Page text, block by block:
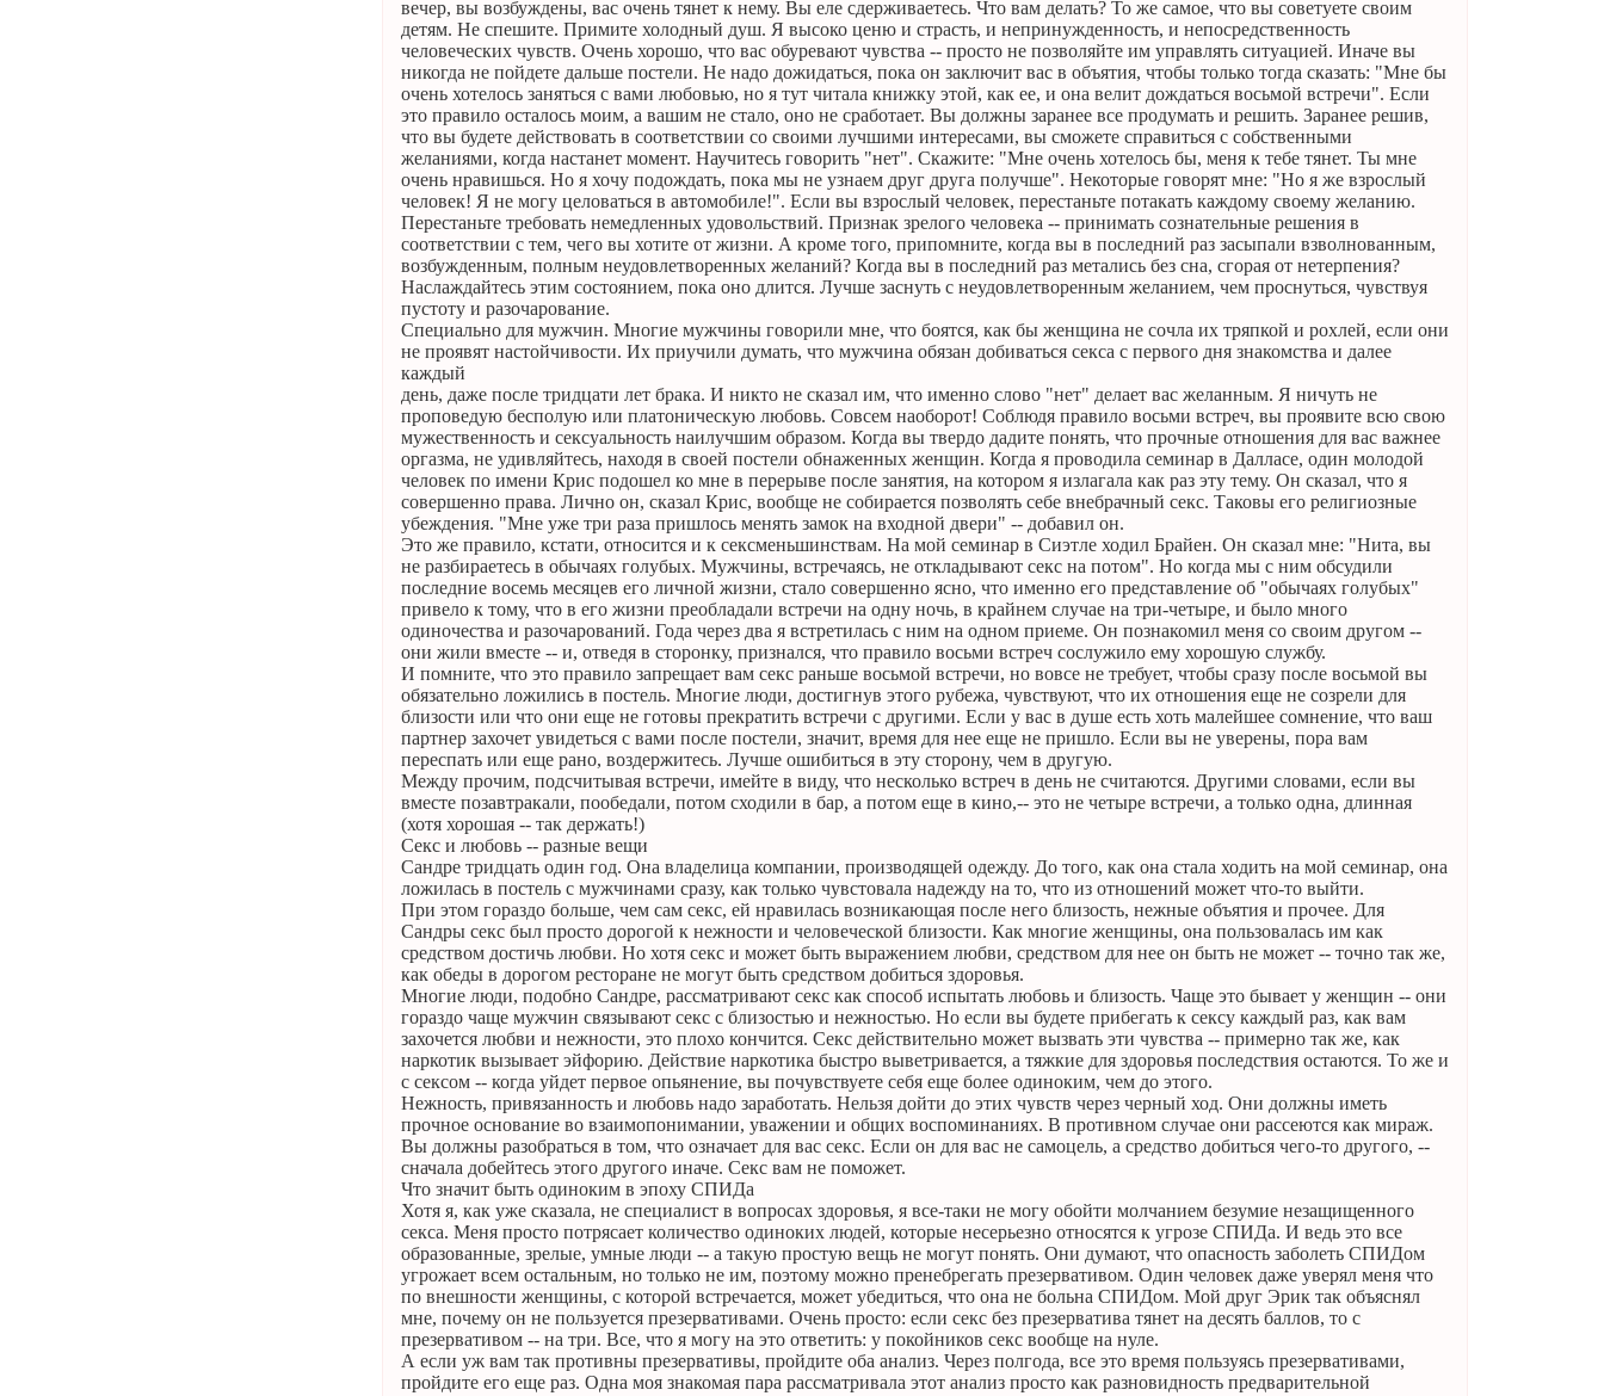
вечер, вы возбуждены, вас очень тянет к нему. Вы еле сдерживаетесь. Что вам делать? То же самое, что вы советуете своим
детям. Не спешите. Примите холодный душ. Я высоко ценю и страсть, и непринужденность, и непосредственность
человеческих чувств. Очень хорошо, что вас обуревают чувства -- просто не позволяйте им управлять ситуацией. Иначе вы
никогда не пойдете дальше постели. Не надо дожидаться, пока он заключит вас в объятия, чтобы только тогда сказать: "Мне бы
очень хотелось заняться с вами любовью, но я тут читала книжку этой, как ее, и она велит дождаться восьмой встречи". Если
это правило осталось моим, а вашим не стало, оно не сработает. Вы должны заранее все продумать и решить. Заранее решив,
что вы будете действовать в соответствии со своими лучшими интересами, вы сможете справиться с собственными
желаниями, когда настанет момент. Научитесь говорить "нет". Скажите: "Мне очень хотелось бы, меня к тебе тянет. Ты мне
очень нравишься. Но я хочу подождать, пока мы не узнаем друг друга получше". Некоторые говорят мне: "Но я же взрослый
человек! Я не могу целоваться в автомобиле!". Если вы взрослый человек, перестаньте потакать каждому своему желанию.
Перестаньте требовать немедленных удовольствий. Признак зрелого человека -- принимать сознательные решения в
соответствии с тем, чего вы хотите от жизни. А кроме того, припомните, когда вы в последний раз засыпали взволнованным,
возбужденным, полным неудовлетворенных желаний? Когда вы в последний раз метались без сна, сгорая от нетерпения?
Наслаждайтесь этим состоянием, пока оно длится. Лучше заснуть с неудовлетворенным желанием, чем проснуться, чувствуя
пустоту и разочарование.
Специально для мужчин. Многие мужчины говорили мне, что боятся, как бы женщина не сочла их тряпкой и рохлей, если они
не проявят настойчивости. Их приучили думать, что мужчина обязан добиваться секса с первого дня знакомства и далее
каждый
день, даже после тридцати лет брака. И никто не сказал им, что именно слово "нет" делает вас желанным. Я ничуть не
проповедую бесполую или платоническую любовь. Совсем наоборот! Соблюдя правило восьми встреч, вы проявите всю свою
мужественность и сексуальность наилучшим образом. Когда вы твердо дадите понять, что прочные отношения для вас важнее
оргазма, не удивляйтесь, находя в своей постели обнаженных женщин. Когда я проводила семинар в Далласе, один молодой
человек по имени Крис подошел ко мне в перерыве после занятия, на котором я излагала как раз эту тему. Он сказал, что я
совершенно права. Лично он, сказал Крис, вообще не собирается позволять себе внебрачный секс. Таковы его религиозные
убеждения. "Мне уже три раза пришлось менять замок на входной двери" -- добавил он.
Это же правило, кстати, относится и к сексменьшинствам. На мой семинар в Сиэтле ходил Брайен. Он сказал мне: "Нита, вы
не разбираетесь в обычаях голубых. Мужчины, встречаясь, не откладывают секс на потом". Но когда мы с ним обсудили
последние восемь месяцев его личной жизни, стало совершенно ясно, что именно его представление об "обычаях голубых"
привело к тому, что в его жизни преобладали встречи на одну ночь, в крайнем случае на три-четыре, и было много
одиночества и разочарований. Года через два я встретилась с ним на одном приеме. Он познакомил меня со своим другом --
они жили вместе -- и, отведя в сторонку, признался, что правило восьми встреч сослужило ему хорошую службу.
И помните, что это правило запрещает вам секс раньше восьмой встречи, но вовсе не требует, чтобы сразу после восьмой вы
обязательно ложились в постель. Многие люди, достигнув этого рубежа, чувствуют, что их отношения еще не созрели для
близости или что они еще не готовы прекратить встречи с другими. Если у вас в душе есть хоть малейшее сомнение, что ваш
партнер захочет увидеться с вами после постели, значит, время для нее еще не пришло. Если вы не уверены, пора вам
переспать или еще рано, воздержитесь. Лучше ошибиться в эту сторону, чем в другую.
Между прочим, подсчитывая встречи, имейте в виду, что несколько встреч в день не считаются. Другими словами, если вы
вместе позавтракали, пообедали, потом сходили в бар, а потом еще в кино,-- это не четыре встречи, а только одна, длинная
(хотя хорошая -- так держать!)
Секс и любовь -- разные вещи
Сандре тридцать один год. Она владелица компании, производящей одежду. До того, как она стала ходить на мой семинар, она
ложилась в постель с мужчинами сразу, как только чувстовала надежду на то, что из отношений может что-то выйти.
При этом гораздо больше, чем сам секс, ей нравилась возникающая после него близость, нежные объятия и прочее. Для
Сандры секс был просто дорогой к нежности и человеческой близости. Как многие женщины, она пользовалась им как
средством достичь любви. Но хотя секс и может быть выражением любви, средством для нее он быть не может -- точно так же,
как обеды в дорогом ресторане не могут быть средством добиться здоровья.
Многие люди, подобно Сандре, рассматривают секс как способ испытать любовь и близость. Чаще это бывает у женщин -- они
гораздо чаще мужчин связывают секс с близостью и нежностью. Но если вы будете прибегать к сексу каждый раз, как вам
захочется любви и нежности, это плохо кончится. Секс действительно может вызвать эти чувства -- примерно так же, как
наркотик вызывает эйфорию. Действие наркотика быстро выветривается, а тяжкие для здоровья последствия остаются. То же и
с сексом -- когда уйдет первое опьянение, вы почувствуете себя еще более одиноким, чем до этого.
Нежность, привязанность и любовь надо заработать. Нельзя дойти до этих чувств через черный ход. Они должны иметь
прочное основание во взаимопонимании, уважении и общих воспоминаниях. В противном случае они рассеются как мираж.
Вы должны разобраться в том, что означает для вас секс. Если он для вас не самоцель, а средство добиться чего-то другого, --
сначала добейтесь этого другого иначе. Секс вам не поможет.
Что значит быть одиноким в эпоху СПИДа
Хотя я, как уже сказала, не специалист в вопросах здоровья, я все-таки не могу обойти молчанием безумие незащищенного
секса. Меня просто потрясает количество одиноких людей, которые несерьезно относятся к угрозе СПИДа. И ведь это все
образованные, зрелые, умные люди -- а такую простую вещь не могут понять. Они думают, что опасность заболеть СПИДом
угрожает всем остальным, но только не им, поэтому можно пренебрегать презервативом. Один человек даже уверял меня что
по внешности женщины, с которой встречается, может убедиться, что она не больна СПИДом. Мой друг Эрик так объяснял
мне, почему он не пользуется презервативами. Очень просто: если секс без презерватива тянет на десять баллов, то с
презервативом -- на три. Все, что я могу на это ответить: у покойников секс вообще на нуле.
А если уж вам так противны презервативы, пройдите оба анализ. Через полгода, все это время пользуясь презервативами,
пройдите его еще раз. Одна моя знакомая пара рассматривала этот анализ просто как разновидность предварительной